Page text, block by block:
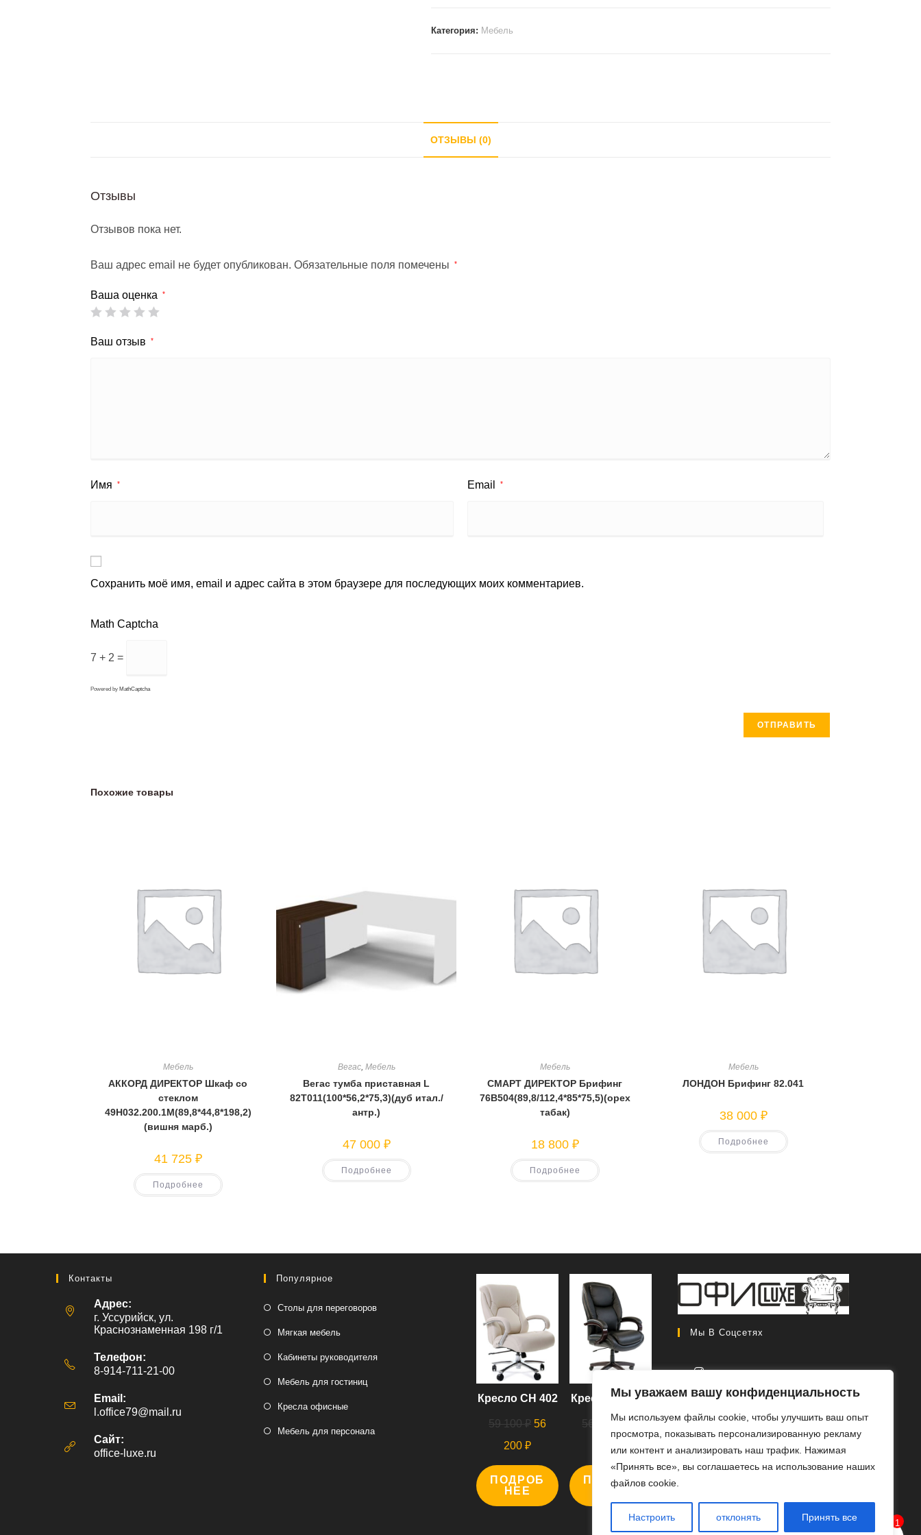
Мы уважаем вашу конфиденциальность
Мы используем файлы cookie, чтобы улучшить ваш опыт
просмотра, показывать персонализированную рекламу
или контент и анализировать наш трафик. Нажимая
«Принять все», вы соглашаетесь на использование наших
файлов cookie.
Настроить отклонять Принять все
многофункциональная
Категория: Мебель
ОТЗЫВЫ (0)
Отзывы
Отзывов пока нет.
Ваш адрес email не будет опубликован. Обязательные поля помечены *
Ваша оценка *
Ваш отзыв *
Имя * Email *
Сохранить моё имя, email и адрес сайта в этом браузере для последующих моих комментариев.
Math Captcha
7 + 2 =
Powered by MathCaptcha
Похожие товары
Мебель
АККОРД ДИРЕКТОР Шкаф со
стеклом
49Н032.200.1М(89,8*44,8*198,2)
(вишня марб.)
41 725 ₽
Подробнее
Вегас, Мебель
Вегас тумба приставная L
82T011(100*56,2*75,3)(дуб итал./
антр.)
47 000 ₽
Подробнее
Мебель
СМАРТ ДИРЕКТОР Брифинг
76В504(89,8/112,4*85*75,5)(орех
табак)
18 800 ₽
Подробнее
Мебель
ЛОНДОН Брифинг 82.041
38 000 ₽
Подробнее
Контакты
Адрес:
г. Уссурийск, ул.
Краснознаменная 198 г/1
Телефон:
8-914-711-21-00
Email:
l.office79@mail.ru
Сайт:
office-luxe.ru
Популярное
Столы для переговоров
Мягкая мебель
Кабинеты руководителя
Мебель для гостиниц
Кресла офисные
Мебель для персонала
Кресло СН 402
59 100₽ Первоначальная
59
100 ₽.
56
200₽Текущая
цена:
56
200 ₽.
ПОДРОБ
НЕЕ
Кресло CH 408
56 000₽ Первоначальная
56
46
цена:
46
000 ₽.
ПОДРОБ
НЕЕ
Мы В Соцсетях
Откроется
в
новой
вкладке
1